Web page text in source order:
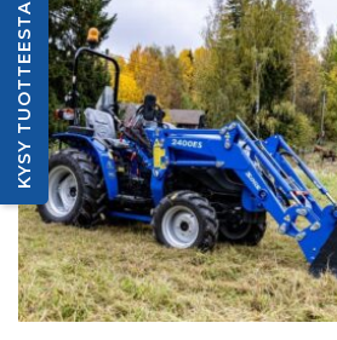
KYSY TUOTTEESTA